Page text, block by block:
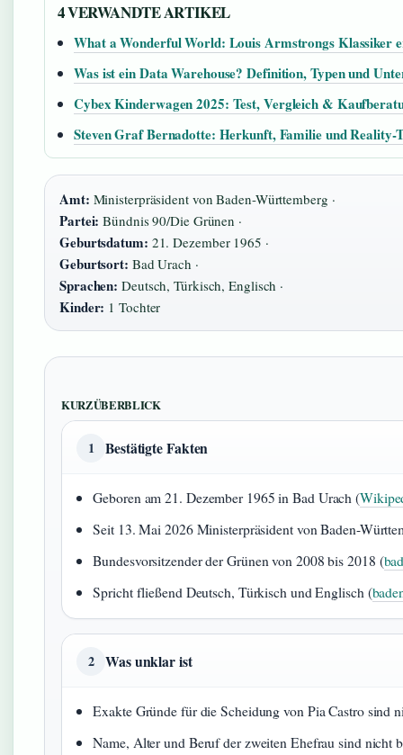
4 VERWANDTE ARTIKEL
What a Wonderful World: Louis Armstrongs Klassiker
Was ist ein Data Warehouse? Definition, Typen und
Cybex Kinderwagen 2025: Test, Vergleich &
Steven Graf Bernadotte: Herkunft, Familie und Reality-
Amt: Ministerpräsident von Baden-Württemberg ·
Partei: Bündnis 90/Die Grünen ·
Geburtsdatum: 21. Dezember 1965 ·
Geburtsort: Bad Urach ·
Sprachen: Deutsch, Türkisch, Englisch ·
Kinder: 1 Tochter
KURZÜBERBLICK
1 Bestätigte Fakten
Geboren am 21. Dezember 1965 in Bad Urach (
Seit 13. Mai 2026 Ministerpräsident von Baden-
Bundesvorsitzender der Grünen von 2008 bis 2018 (
Spricht fließend Deutsch, Türkisch und Englisch (
2 Was unklar ist
Exakte Gründe für die Scheidung von Pia Castro sind
Name, Alter und Beruf der zweiten Ehefrau sind nicht